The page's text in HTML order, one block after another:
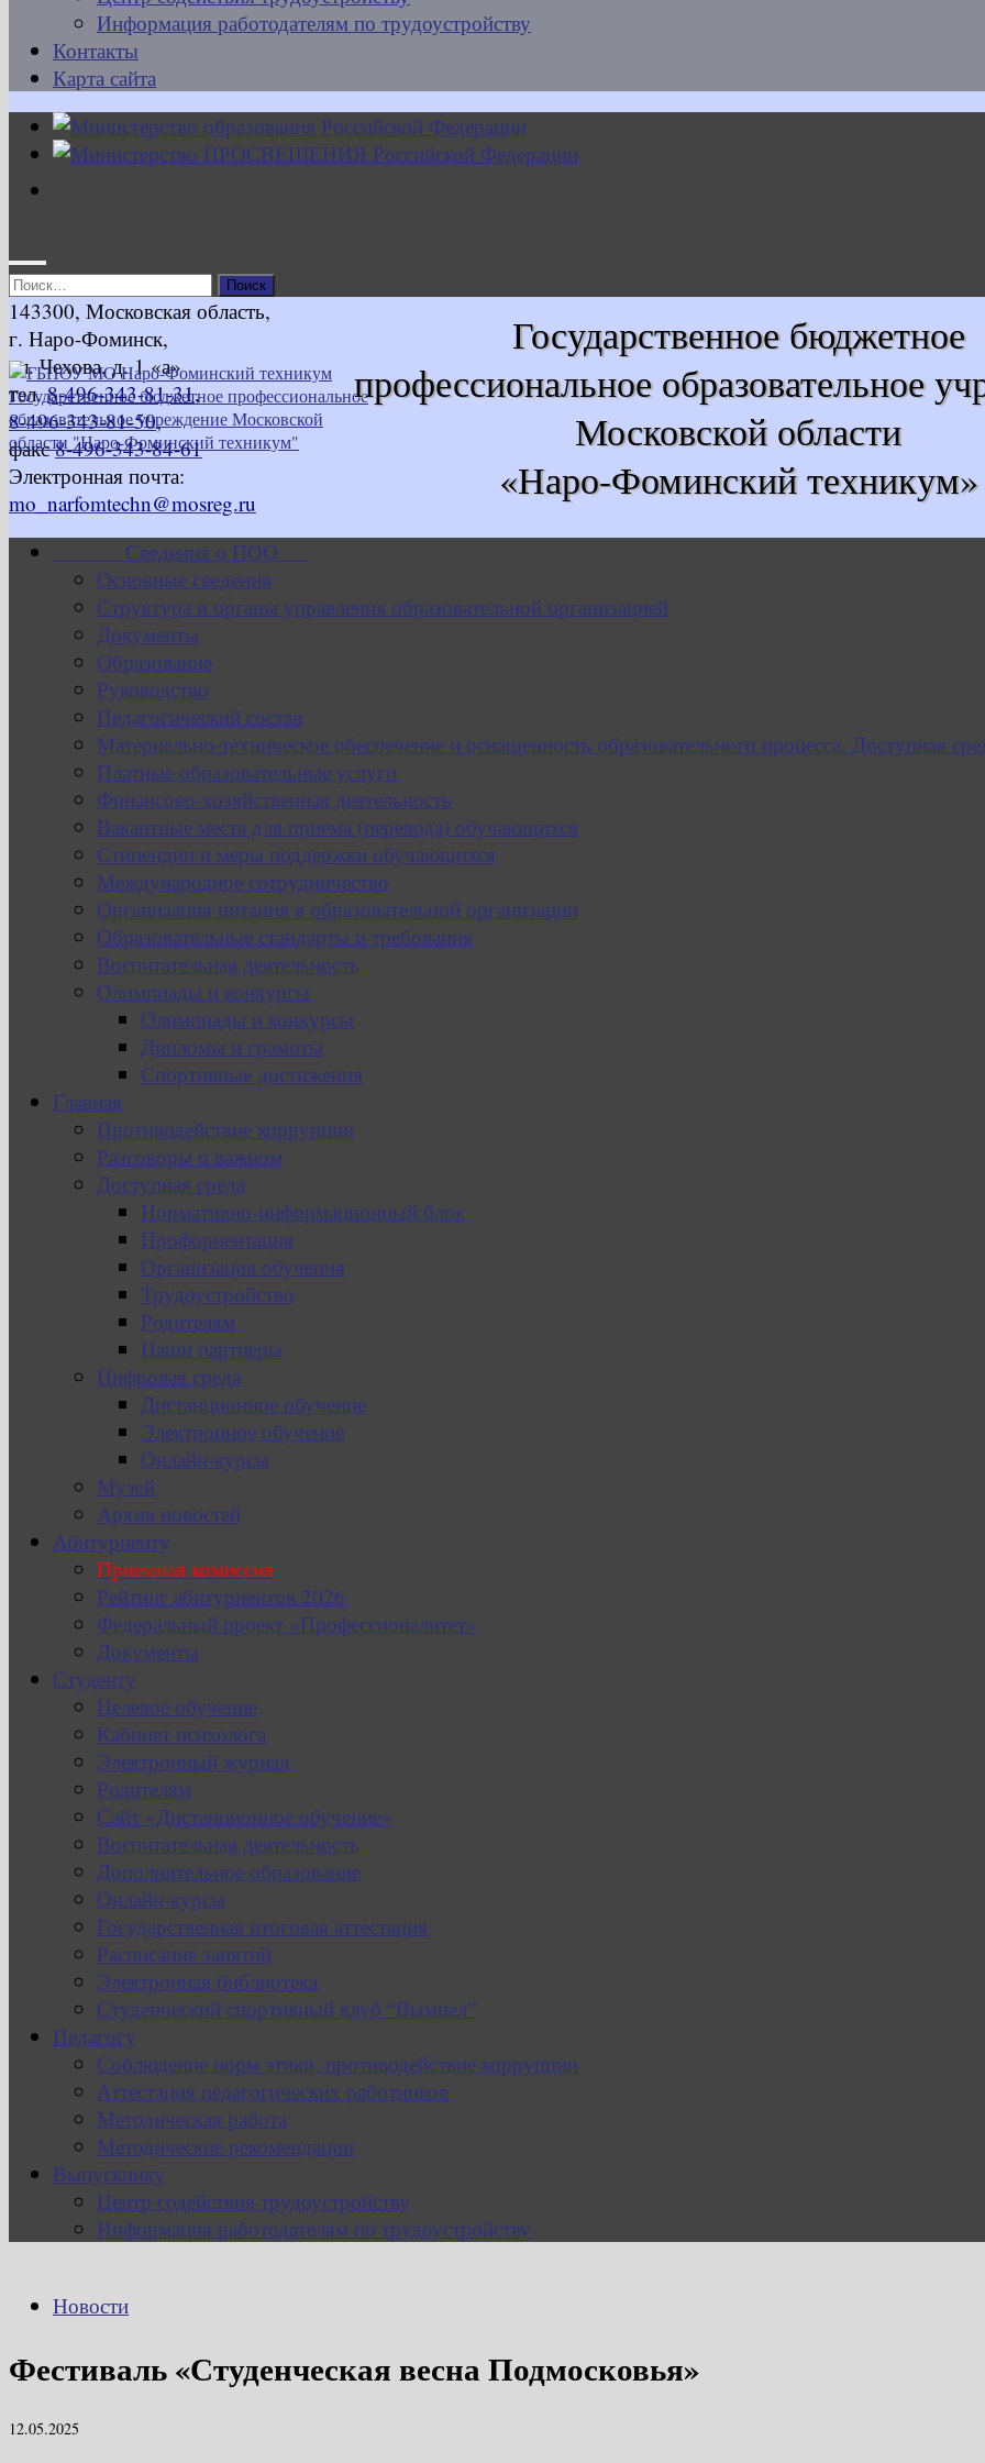
Информация работодателям по трудоустройству
Контакты
Карта сайта
Найти:
Государственное бюджетное
профессиональное образовательное
Московской области
«Наро-Фоминский техникум»
143300, Московская область,
г. Наро-Фоминск,
ул. Чехова, д. 1 «а»
тел.8-496-343-81-31,
8-496-343-81-50,
факс8-496-343-84-61
Электронная почта:
mo_narfomtechn@mosreg.ru
Сведения о ПОО
Основные сведения
Структура и органы управления образовательной организацией
Документы
Образование
Руководство
Педагогический состав
Материально-техническое обеспечение и оснащенность образовательного процесса. Доступная
Платные образовательные услуги
Финансово-хозяйственная деятельность
Вакантные места для приема (перевода) обучающихся
Стипендии и меры поддержки обучающихся
Международное сотрудничество
Организация питания в образовательной организации
Образовательные стандарты и требования
Воспитательная деятельность
Олимпиады и конкурсы
Олимпиады и конкурсы
Дипломы и грамоты
Спортивные достижения
Главная
Противодействие коррупции
Разговоры о важном
Доступная среда
Нормативно-информационный блок
Профориентация
Организация обучения
Трудоустройство
Родителям
Наши партнеры
Цифровая среда
Дистанционное обучение
Электронное обучение
Онлайн-курсы
Музей
Архив новостей
Абитуриенту
Приемная комиссия
Рейтинг абитуриентов 2026
Федеральный проект «Профессионалитет»
Документы
Студенту
Целевое обучение
Кабинет психолога
Электронный журнал
Родителям
Сайт «Дистанционное обучение»
Воспитательная деятельность
Дополнительное образование
Онлайн-курсы
Государственная итоговая аттестация
Расписание занятий
Электронная библиотека
Студенческий спортивный клуб “Вымпел”
Педагогу
Соблюдение норм этики, противодействие коррупции
Аттестация педагогических работников
Методическая работа
Методические рекомендации
Выпускнику
Центр содействия трудоустройству
Информация работодателям по трудоустройству
Новости
Фестиваль «Студенческая весна Подмосковья»
12.05.2025